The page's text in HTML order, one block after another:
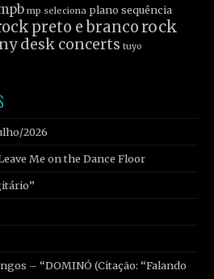
mp seleciona plano sequência
preto e branco rock
desk concerts tuyo
2026
Me on the Dance Floor
– “DOMINÓ (Citação: “Falando